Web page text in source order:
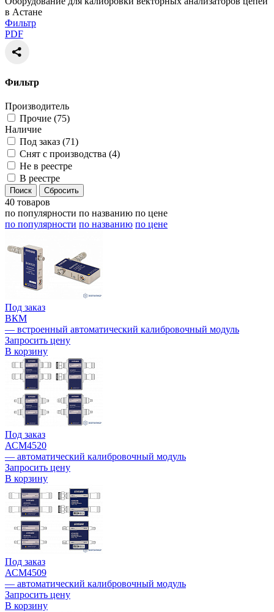
в Астане
Фильтр
PDF
Фильтр
Производитель
Прочие (75)
Наличие
Под заказ (71)
Снят с производства (4)
Не в реестре
В реестре
40 товаров
по популярности по названию по цене
по популярности по названию по цене
Под заказ
ВКМ
— встроенный автоматический калибровочный модуль
Запросить цену
В корзину
Под заказ
АСМ4520
— автоматический калибровочный модуль
Запросить цену
В корзину
Под заказ
АСМ4509
— автоматический калибровочный модуль
Запросить цену
В корзину